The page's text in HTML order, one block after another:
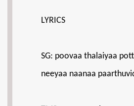
LYRICS
SG: poovaa thalaiyaa
neeyaa naanaa